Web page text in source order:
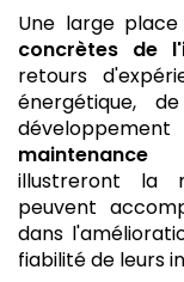
Une large
concrètes de
retours
énergétique,
maintenance
illustreront la
peuvent
dans
fiabilité de leurs